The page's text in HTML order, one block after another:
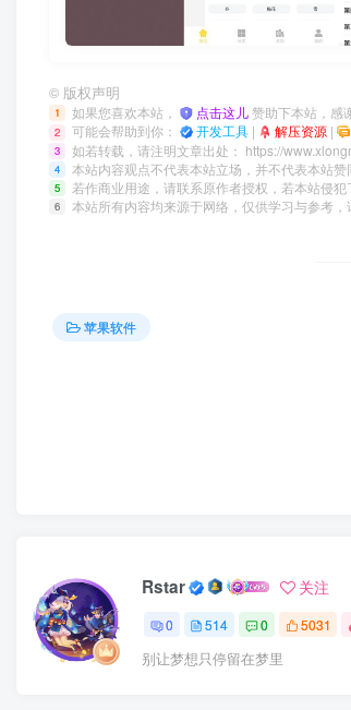
© 版权声明
1 如果您喜欢本站， 点击这儿赞助下本站，感
2 可能会帮助到你： 开发工具 | 解压资源 |
3 如若转载，请注明文章出处： https://
4 本站内容观点不代表本站立场，并不代表本站
5 若作商业用途，请联系原作者授权，若本站侵
6 本站所有内容均来源于网络，仅供学习与参考
苹果软件
Rstar 关注
0 514 0 5031
别让梦想只停留在梦里